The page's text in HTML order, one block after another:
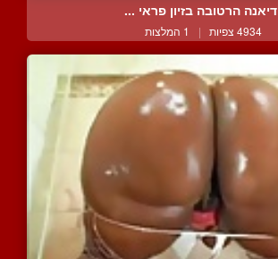
דיאנה הרטובה בזיון פראי ...
4934 צפיות | 1 המלצות